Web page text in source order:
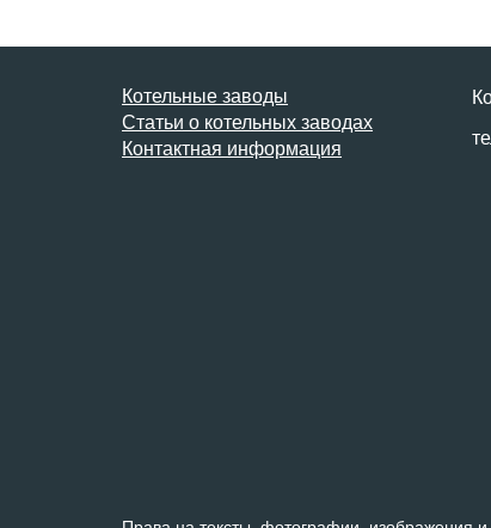
Котельные заводы
Статьи о котельных заводах
Контактная информация